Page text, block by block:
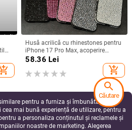
Husă acrilică cu rhinestones pentru
iPhone 17 Pro Max, acoperire
completă cu diamante și protecție
la margini împotriva căderilor
58.36 Lei
add_shopping_cart
pentru a furniza și îmbunătăți
mai bună experiență de utilizare, pentru a
a personaliza conținutul și reclamele și
noastre de marketing. Alegerea
search
Căutare